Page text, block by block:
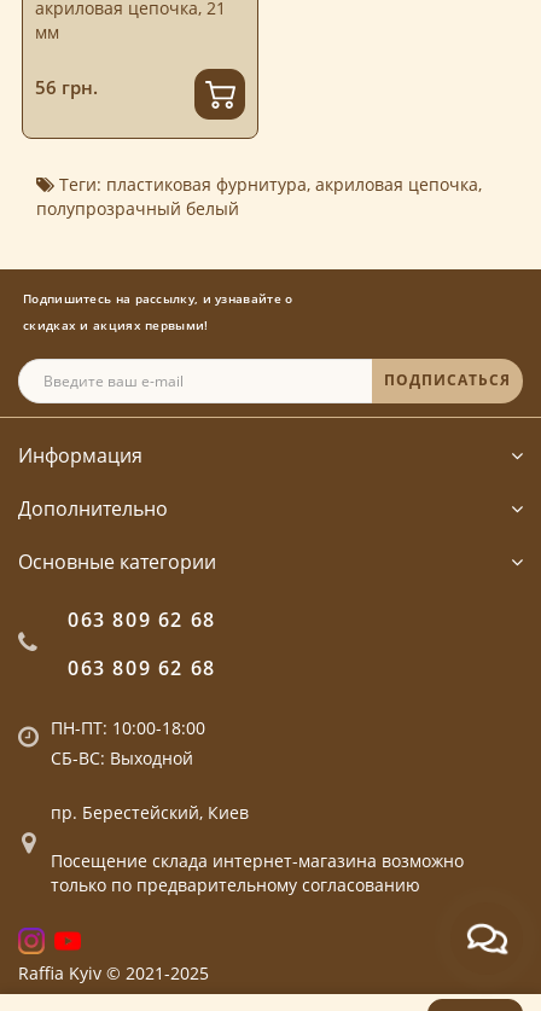
акриловая цепочка, 21
мм
56 грн.
Теги: пластиковая фурнитура, акриловая цепочка,
полупрозрачный белый
Подпишитесь на рассылку, и узнавайте о
скидках и акциях первыми!
ПОДПИСАТЬСЯ
Информация
Дополнительно
Основные категории
063 809 62 68
063 809 62 68
ПН-ПТ: 10:00-18:00
СБ-ВС: Выходной
пр. Берестейский, Киев
Посещение склада интернет-магазина возможно
только по предварительному согласованию
Raffia Kyiv © 2021-2025